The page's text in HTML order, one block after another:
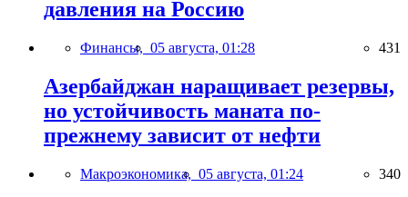
давления на Россию
Финансы, 05 августа, 01:28 431
Азербайджан наращивает резервы,
но устойчивость маната по-
прежнему зависит от нефти
Макроэкономика, 05 августа, 01:24 340